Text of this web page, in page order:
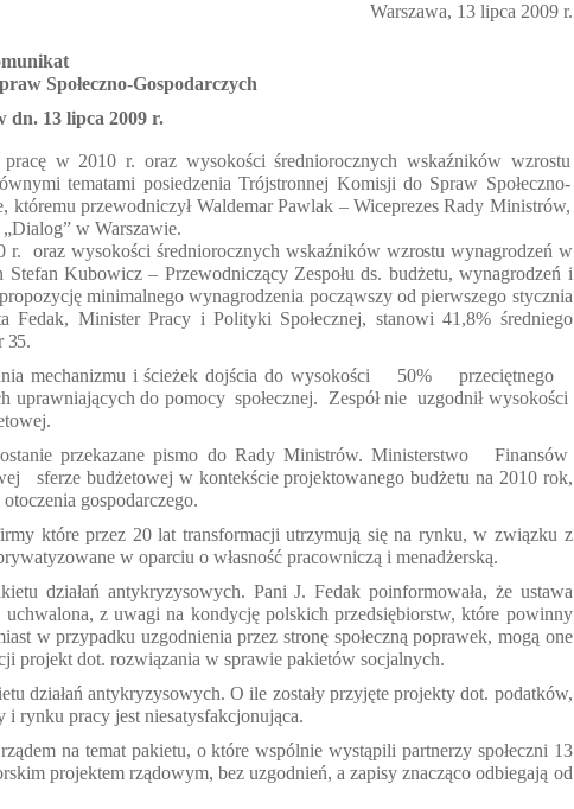
Warszawa, 13 lipca 2009 r.
Społeczno-Gospodarczych
dn. 13 lipca 2009 r.
w 2010 r. oraz wysokości średniorocznych wskaźników wzrostu
tematami posiedzenia Trójstronnej Komisji do Spraw Społeczno-
przewodniczył Waldemar Pawlak – Wiceprezes Rady Ministrów,
w Warszawie.
r. oraz wysokości średniorocznych wskaźników wzrostu wynagrodzeń w
Stefan Kubowicz – Przewodniczący Zespołu ds. budżetu, wynagrodzeń i
propozycję minimalnego wynagrodzenia począwszy od pierwszego stycznia
Fedak, Minister Pracy i Polityki Społecznej, stanowi 41,8% średniego
35.
mechanizmu i ścieżek dojścia do wysokości 50%
przeciętnego
uprawniających do pomocy społecznej. Zespół nie uzgodnił wysokości
przekazane pismo do RadyMinistrów. Ministerstwo Finansów
sferze budżetowej w kontekście projektowanego budżetu na 2010 rok,
gospodarczego.
które przez 20 lat transformacji utrzymują się na rynku, w związku z
w oparciu o własność pracowniczą i menadżerską.
działań antykryzysowych. Pani J. Fedak poinformowała, że ustawa
uchwalona, z uwagi na kondycję polskich przedsiębiorstw, które powinny
w przypadku uzgodnienia przez stronę społeczną poprawek, mogą one
projekt dot. rozwiązania w sprawie pakietów socjalnych.
działań antykryzysowych. O ile zostały przyjęte projekty dot. podatków,
i rynku pracy jest niesatysfakcjonująca.
na temat pakietu, o które wspólnie wystąpili partnerzy społeczni 13
projektem rządowym, bez uzgodnień, a zapisy znacząco odbiegają od